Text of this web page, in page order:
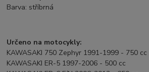
Barva: stříbrná
Určeno na motocykly:
KAWASAKI 750 Zephyr 1991-1999 - 750 cc
KAWASAKI ER-5 1997-2006 - 500 cc